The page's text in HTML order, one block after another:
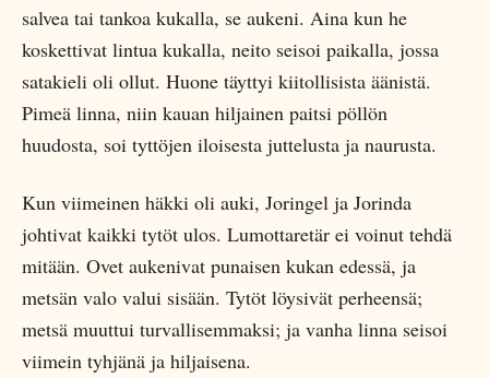
salvea tai tankoa kukalla, se aukeni. Aina kun he
koskettivat lintua kukalla, neito seisoi paikalla, jossa
satakieli oli ollut. Huone täyttyi kiitollisista äänistä.
Pimeä linna, niin kauan hiljainen paitsi pöllön
huudosta, soi tyttöjen iloisesta juttelusta ja naurusta.
Kun viimeinen häkki oli auki, Joringel ja Jorinda
johtivat kaikki tytöt ulos. Lumottaretär ei voinut tehdä
mitään. Ovet aukenivat punaisen kukan edessä, ja
metsän valo valui sisään. Tytöt löysivät perheensä;
metsä muuttui turvallisemmaksi; ja vanha linna seisoi
viimein tyhjänä ja hiljaisena.